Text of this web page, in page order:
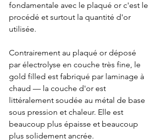
fondamentale avec le plaqué or c'est le
procédé et surtout la quantité d'or
utilisée.
Contrairement au plaqué or déposé
par électrolyse en couche très fine, le
gold filled est fabriqué par laminage à
chaud — la couche d'or est
littéralement soudée au métal de base
sous pression et chaleur. Elle est
beaucoup plus épaisse et beaucoup
plus solidement ancrée.